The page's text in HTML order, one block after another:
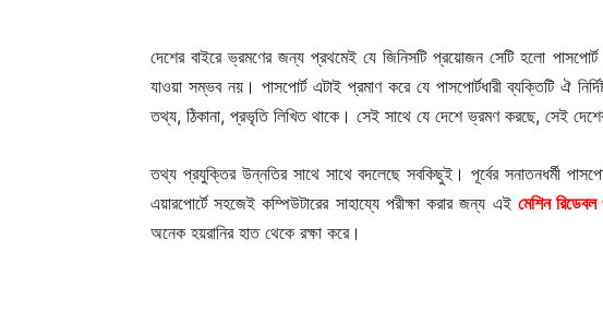
দেশের বাইরে ভ্রমণের জন্য প্রথমেই যে জিনিসটি প্রয়োজন সেটি হলো
যাওয়া সম্ভব নয়। পাসপোর্ট এটাই প্রমাণ করে যে পাসপোর্টধারী ব্যক্তিটি ঐ
তথ্য, ঠিকানা, প্রভৃতি লিখিত থাকে। সেই সাথে যে দেশে ভ্রমণ করছে, সেই
তথ্য প্রযুক্তির উন্নতির সাথে সাথে বদলেছে সবকিছুই। পূর্বের সনাতনধর্মী
এয়ারপোর্টে সহজেই কম্পিউটারের সাহায্যে পরীক্ষা করার জন্য এই মেশিন রিডেবল
অনেক হয়রানির হাত থেকে রক্ষা করে।